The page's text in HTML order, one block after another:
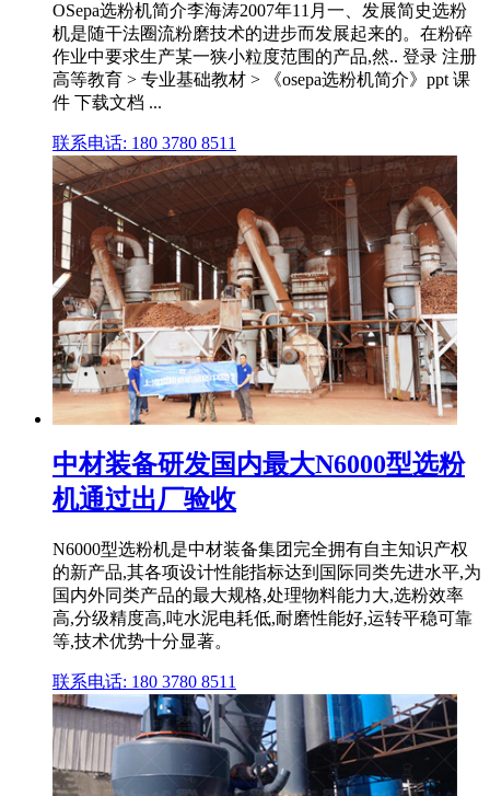
OSepa选粉机简介李海涛2007年11月一、发展简史选粉
机是随干法圈流粉磨技术的进步而发展起来的。在粉碎
作业中要求生产某一狭小粒度范围的产品,然.. 登录 注册
高等教育 > 专业基础教材 > 《osepa选粉机简介》ppt 课
件 下载文档 ...
联系电话: 180 3780 8511
中材装备研发国内最大N6000型选粉
机通过出厂验收
N6000型选粉机是中材装备集团完全拥有自主知识产权
的新产品,其各项设计性能指标达到国际同类先进水平,为
国内外同类产品的最大规格,处理物料能力大,选粉效率
高,分级精度高,吨水泥电耗低,耐磨性能好,运转平稳可靠
等,技术优势十分显著。
联系电话: 180 3780 8511